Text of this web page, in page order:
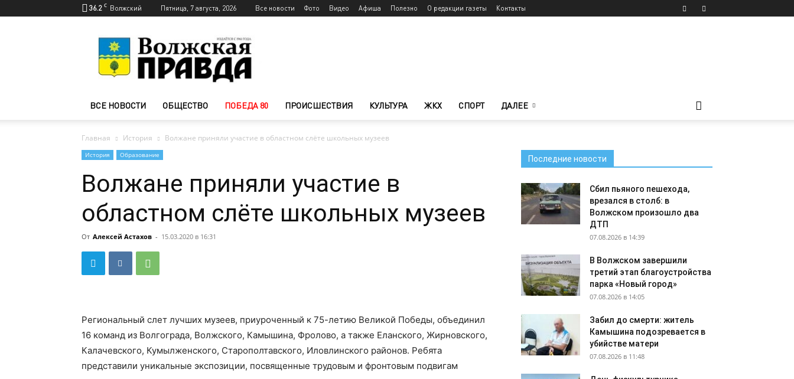
36.2 C Волжский Пятница, 7 августа, 2026 Все новости Фото Видео Афиша Полезно О редакции газеты Контакты
Волжского
—
Волжская
ВСЕ НОВОСТИ ОБЩЕСТВО ПОБЕДА 80 ПРОИСШЕСТВИЯ КУЛЬТУРА ЖКХ СПОРТ ДАЛЕЕ
Главная История Волжане приняли участие в областном слёте школьных музеев
История Образование
Волжане приняли участие в
областном слёте школьных музеев
От Алексей Астахов - 15.03.2020 в 16:31
Региональный слет лучших музеев, приуроченный к 75-летию Великой Победы, объединил
16 команд из Волгограда, Волжского, Камышина, Фролово, а также Еланского, Жирновского,
Калачевского, Кумылженского, Старополтавского, Иловлинского районов. Ребята
представили уникальные экспозиции, посвященные трудовым и фронтовым подвигам
Последние новости
Сбил пьяного пешехода,
врезался в столб: в
Волжском произошло два
ДТП
07.08.2026 в 14:39
В Волжском завершили
третий этап благоустройства
парка «Новый город»
07.08.2026 в 14:05
Забил до смерти: житель
Камышина подозревается в
убийстве матери
07.08.2026 в 11:48